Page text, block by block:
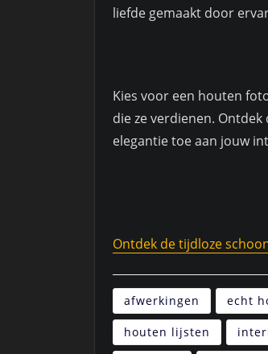
liefde gemaakt door
Kies voor een houten
die ze verdienen.
elegantie toe aan jouw
Ontdek de tijdloze
afwerkingen echt
houten lijsten